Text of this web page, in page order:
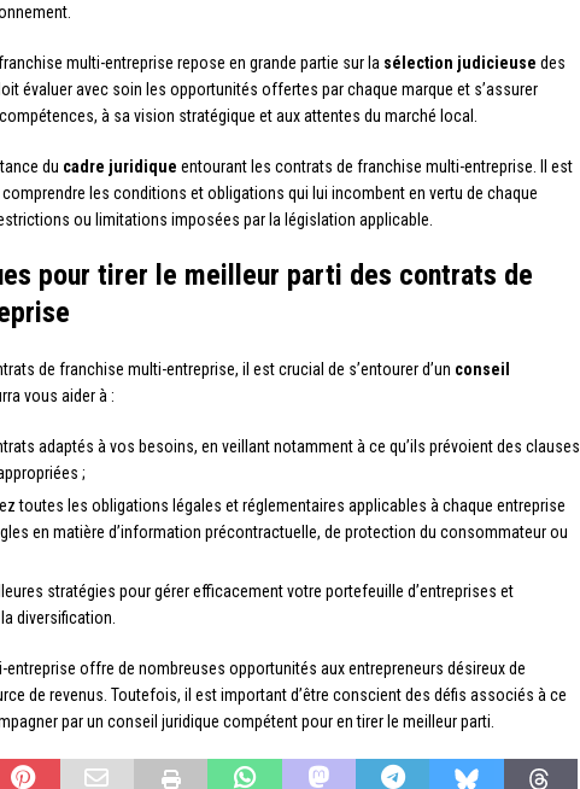
multi-entreprise repose en grande partie sur la sélection judicieuse des
évaluer avec soin les opportunités offertes par chaque marque et s’assurer
à sa vision stratégique et aux attentes du marché local.
du cadre juridique entourant les contrats de franchise multi-entreprise. Il est
les conditions et obligations qui lui incombent en vertu de chaque
ou limitations imposées par la législation applicable.
pour tirer le meilleur parti des contrats de
de franchise multi-entreprise, il est crucial de s’entourer d’un conseil
vous aider à :
adaptés à vos besoins, en veillant notamment à ce qu’ils prévoient des clauses
;
toutes les obligations légales et réglementaires applicables à chaque entreprise
en matière d’information précontractuelle, de protection du consommateur ou
stratégies pour gérer efficacement votre portefeuille d’entreprises et
diversification.
offre de nombreuses opportunités aux entrepreneurs désireux de
de revenus. Toutefois, il est important d’être conscient des défis associés à ce
par un conseil juridique compétent pour en tirer le meilleur parti.